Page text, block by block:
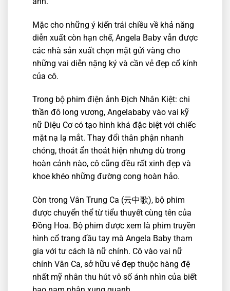
Mặc cho những ý kiến trái chiều về khả năng
diễn xuất còn hạn chế, Angela Baby vẫn được
các nhà sản xuất chọn mặt gửi vàng cho
những vai diễn nặng ký và cần vẻ đẹp cổ kính
của cô.
Trong bộ phim điện ảnh Địch Nhân Kiệt: chi
thần đô long vương, Angelababy vào vai kỹ
nữ Diệu Cơ có tạo hình khá đặc biệt với chiếc
mặt nạ lạ mắt. Thay đổi thân phận nhanh
chóng, thoát ẩn thoát hiện nhưng dù trong
hoàn cảnh nào, cô cũng đều rất xinh đẹp và
khoe khéo những đường cong hoàn hảo.
Còn trong Vân Trung Ca (云中歌), bộ phim
được chuyển thể từ tiểu thuyết cùng tên của
Đồng Hoa. Bộ phim được xem là phim truyền
hình cổ trang đầu tay mà Angela Baby tham
gia với tư cách là nữ chính. Cô vào vai nữ
chính Vân Ca, sở hữu vẻ đẹp thuộc hàng đệ
nhất mỹ nhân thu hút vô số ánh nhìn của biết